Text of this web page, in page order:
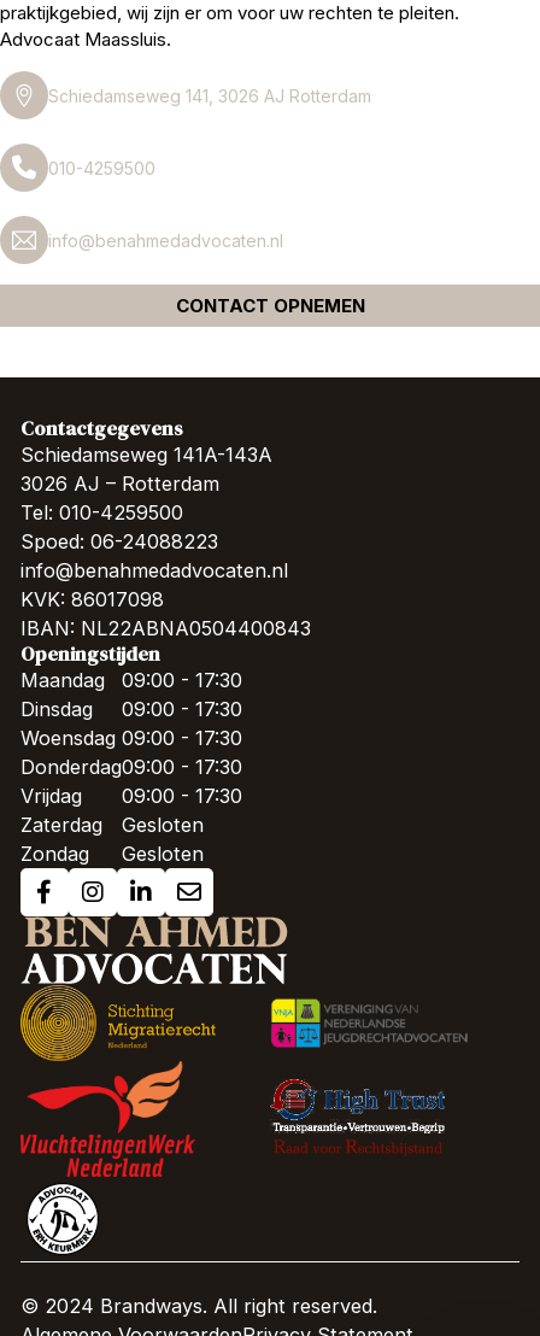
praktijkgebied, wij zijn er om voor uw rechten te pleiten.
Advocaat Maassluis.
Schiedamseweg 141, 3026 AJ Rotterdam
010-4259500
info@benahmedadvocaten.nl
CONTACT OPNEMEN
Contactgegevens
Schiedamseweg 141A-143A
3026 AJ – Rotterdam
Tel: 010-4259500
Spoed: 06-24088223
info@benahmedadvocaten.nl
KVK: 86017098
IBAN: NL22ABNA0504400843
Openingstijden
Maandag
Dinsdag
Woensdag
Donderdag
Vrijdag
Zaterdag
Zondag
09:00 - 17:30
09:00 - 17:30
09:00 - 17:30
09:00 - 17:30
09:00 - 17:30
Gesloten
Gesloten
© 2024 Brandways. All right reserved.